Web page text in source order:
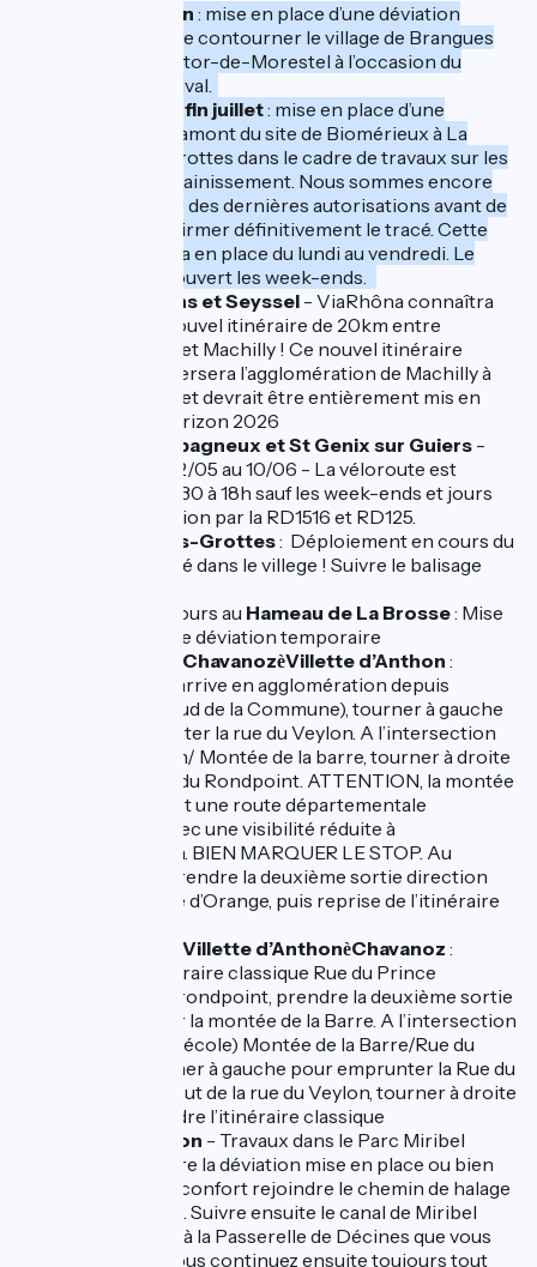
Du 5 au 8 juin : mise en place d’une déviation
permettant de contourner le village de Brangues
par Saint-Victor-de-Morestel à l’occasion du
Castella Festival.
Du 29 juin à fin juillet: mise en place d’une
déviation en amont du site de Biomérieux à La
Balme-les-Grottes dans le cadre de travaux sur les
réseaux d’assainissement. Nous sommes encore
dans l’attente des dernières autorisations avant de
pouvoir confirmer définitivement le tracé. Cette
déviation sera en place du lundi au vendredi. Le
passage est ouvert les week-ends.
Vulbens et Seyssel - ViaRhôna connaîtra
bientôt un nouvel itinéraire de 20km entre
Etrembières et Machilly ! Ce nouvel itinéraire
cyclable traversera l’agglomération de Machilly à
Etrembières et devrait être entièrement mis en
service à l'horizon 2026
Champagneux et St Genix sur Guiers -
Travaux du 22/05 au 10/06 - La véloroute est
barrée de 7h30 à 18h sauf les week-ends et jours
fériés. Déviation par la RD1516 et RD125.
La Balme-les-Grottes: Déploiement en cours du
nouveau tracé dans le villege ! Suivre le balisage
Travaux en cours au Hameau de La Brosse: Mise
en place d’une déviation temporaire
ChavanozèVillette d’Anthon :
lorsque l’on arrive en agglomération depuis
Chavanoz (Sud de la Commune), tourner à gauche
pour emprunter la rue du Veylon. A l’intersection
rue du Veylon/ Montée de la barre, tourner à droite
en direction du Rondpoint. ATTENTION, la montée
de la Barre est une route départementale
circulante avec une visibilité réduite à
l’intersection. BIEN MARQUER LE STOP. Au
rondpoint, prendre la deuxième sortie direction
rue du Prince d’Orange, puis reprise de l’itinéraire
Villette d’AnthonèChavanoz :
Depuis l’itinéraire classique Rue du Prince
d’Orange, au rondpoint, prendre la deuxième sortie
et emprunter la montée de la Barre. A l’intersection
(juste après l’école) Montée de la Barre/Rue du
Veylon, tourner à gauche pour emprunter la Rue du
Veylon.Au bout de la rue du Veylon, tourner à droite
pour reprendre l’itinéraire classique
Arrivée à Lyon - Travaux dans le Parc Miribel
Jonage : Suivre la déviation mise en place ou bien
pour plus de confort rejoindre le chemin de halage
(jusqu'à l'Iloz). Suivre ensuite le canal de Miribel
Jonage jusqu'à la Passerelle de Décines que vous
traversez . Vous continuez ensuite toujours tout